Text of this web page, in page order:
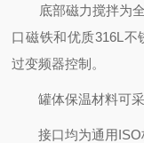
底部磁力搅拌为全
口磁铁和优质316L不
过变频器控制。
罐体保温材料可采
接口均为通用ISO